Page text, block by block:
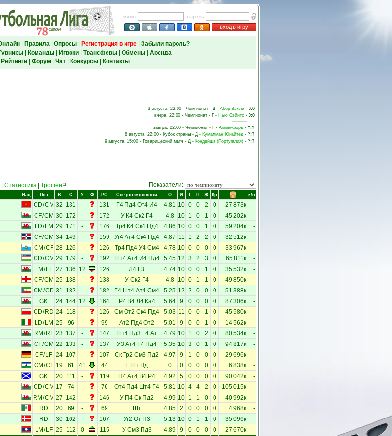
логин
пароль
вход в игру
| Правила| Опросы| Регистрация в игре| Забыли пароль?
| Команды| Игроки| Трансферы| Обмены| Аренда
Рейтинги| Форум Чат| Конкурсы| Контакты
3 августа, 22:00 - Чемпионат - Д - Абер Вэлли - 0:0
вчера, 22:00 - Чемпионат - Г - Нью Сэйнтс - 0:0
завтра, 22:00 - Чемпионат - Г - Амманфорд - ?:?
8 августа, 22:00 - Кубок страны - Д - Кумамман Юнайтед - ?:?
9 августа, 15:00 - Товарищеский матч - Д - Кондейша (Португалия) - ?:?
Статистика Трофеи 11 Показатели:
Нац Поз В С У Ф РС Спецвозможности О И Г П Ж Кр и/о
CD/CM 32 131 - 131 Г4 Пд4 От4 И4 4.81 10 0 0 2 0 27 873к -
CF/CM 30 172 - 172 У К4 Ск2 Г4 4.8 10 1 0 1 0 45 202к -
LD/LM 29 171 - 176 Тр4 К4 Ск4 Пд4 4.86 10 0 0 1 0 59 204к -
CF/CM 34 149 - 159 Уг4 Ат4 Ск4 Пд4 4.87 11 1 2 2 0 32 512к -
CM /CF 28 126 - 126 Тр4 Пд4 У4 См4 4.78 10 0 0 0 0 33 967к -
CD/CM 29 179 - 192 Шт4 Ат4 И4 Пд4 5.45 12 3 2 3 0 65 811к -
LM /LF 27 136 12 126 Л4 Г3 4.74 10 0 0 1 0 35 532к -
CF/CM 25 138 - 138 У Ск2 Г4 4.8 10 0 1 1 0 49 850к -
CM /CD 31 182 - 182 Г4 Шт4 Ат4 См4 5.25 12 2 0 0 0 51 388к -
GK 24 144 12 164 Р4 В4 Л4 Ка4 5.64 9 0 0 0 0 87 306к -
CD/ RD 24 118 - 126 См От2 Ск4 Пд4 5.03 11 0 0 1 0 45 580к -
LD/LM 25 96 - 99 Ат2 Пд4 От2 5.01 9 0 0 1 0 14 562к -
RM /RF 23 137 - 147 Шт4 Пд3 Г4 Ат 4.79 10 1 0 2 0 80 534к -
CF/CM 22 133 - 137 У3 Ат4 Г4 Пд4 5.35 10 3 0 1 0 94 817к -
CF/ LF 24 107 - 107 Ск Тр2 См3 Пд2 4.97 9 1 0 0 0 29 696к -
CM /CF 19 61 41 44 Г Шт Пд 0 0 0 0 0 0 6 838к -
GK 20 111 - 119 П4 Ат4 В4 Р4 4.92 5 0 0 0 0 90 042к -
CD/CM 17 74 - 76 От4 Пд4 Шт4 Г4 5.81 10 4 4 2 0 105 015к -
RM /CM 27 142 - 146 У П4 Ск Пд2 4.99 10 1 1 0 0 40 992к -
RD 20 69 - 69 Шт 4.85 2 0 0 0 0 4 968к -
RD 30 162 - 167 Уг2 От П3 5.13 10 0 1 1 0 35 096к -
LM /LF 25 112 0 115 У См3 Пд3 4.89 9 0 0 0 0 27 670к -